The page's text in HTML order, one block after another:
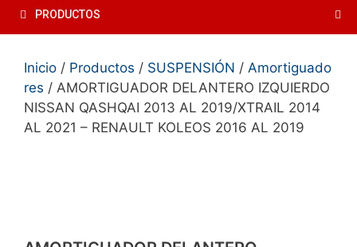
PRODUCTOS
Inicio / Productos / SUSPENSIÓN / Amortiguado
res / AMORTIGUADOR DELANTERO IZQUIERDO
NISSAN QASHQAI 2013 AL 2019/XTRAIL 2014
AL 2021 – RENAULT KOLEOS 2016 AL 2019